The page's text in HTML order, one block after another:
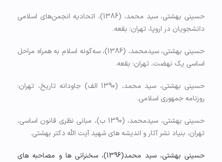
حسینی ﺑﻬﺸﺘﻲ، سید ﻣﺤﻤﺪ، (1386)، اتحاديه انجمن‌هاي اسلامي
دانشجويان در اروپا، تهران: بقعه.
حسینی بهشتی، سیدمحمد، (1386)، سه‌گونه اسلام به همراه مراحل
اساسی یک نهضت، تهران: بقعه.
حسینی بهشتی، سید محمد، (1390 الف) جاودانه تاریخ، تهران:
روزنامه جمهوری اسلامی.
حسینی بهشتی، سیدمحمد، (1390 ب)، مبانی نظری قانون اساسی،
تهران، بنیاد نشر آثار و اندیشه های شهید آیت الله دکتر بهشتی.
حسینی بهشتی، سید محمد(1396)، سخنرانی ها و مصاحبه های